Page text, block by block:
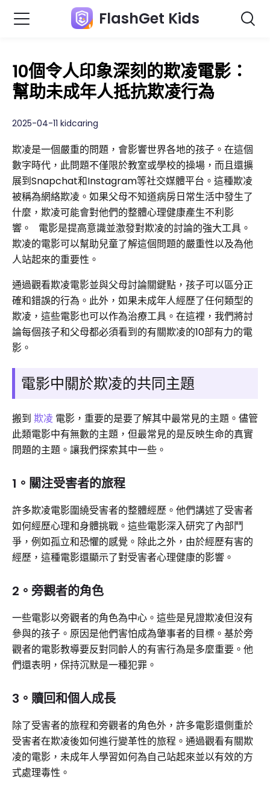
FlashGet Kids
10個令人印象深刻的欺凌電影：
幫助未成年人抵抗欺凌行為
2025-04-11 kidcaring
欺凌是一個嚴重的問題，會影響世界各地的孩子。在這個
數字時代，此問題不僅限於教室或學校的操場，而且還擴
展到Snapchat和Instagram等社交媒體平台。這種欺凌
被稱為網絡欺凌。如果父母不知道病房日常生活中發生了
什麼，欺凌可能會對他們的整體心理健康產生不利影
響。
電影是提高意識並激發對欺凌的討論的強大工具。
欺凌的電影可以幫助兒童了解這個問題的嚴重性以及為他
人站起來的重要性。
通過觀看欺凌電影並與父母討論關鍵點，孩子可以區分正
確和錯誤的行為。此外，如果未成年人經歷了任何類型的
欺凌，這些電影也可以作為治療工具。在這裡，我們將討
論每個孩子和父母都必須看到的有關欺凌的10部有力的電
影。
電影中關於欺凌的共同主題
搬到 欺凌 電影，重要的是要了解其中最常見的主題。儘管
此類電影中有無數的主題，但最常見的是反映生命的真實
問題的主題。讓我們探索其中一些。
1。關注受害者的旅程
許多欺凌電影圍繞受害者的整體經歷。他們講述了受害者
如何經歷心理和身體挑戰。這些電影深入研究了內部鬥
爭，例如孤立和恐懼的感覺。除此之外，由於經歷有害的
經歷，這種電影還顯示了對受害者心理健康的影響。
2。旁觀者的角色
一些電影以旁觀者的角色為中心。這些是見證欺凌但沒有
參與的孩子。原因是他們害怕成為肇事者的目標。基於旁
觀者的電影教導要反對同齡人的有害行為是多麼重要。他
們還表明，保持沉默是一種犯罪。
3。贖回和個人成長
除了受害者的旅程和旁觀者的角色外，許多電影還側重於
受害者在欺凌後如何進行變革性的旅程。通過觀看有關欺
凌的電影，未成年人學習如何為自己站起來並以有效的方
式處理毒性。